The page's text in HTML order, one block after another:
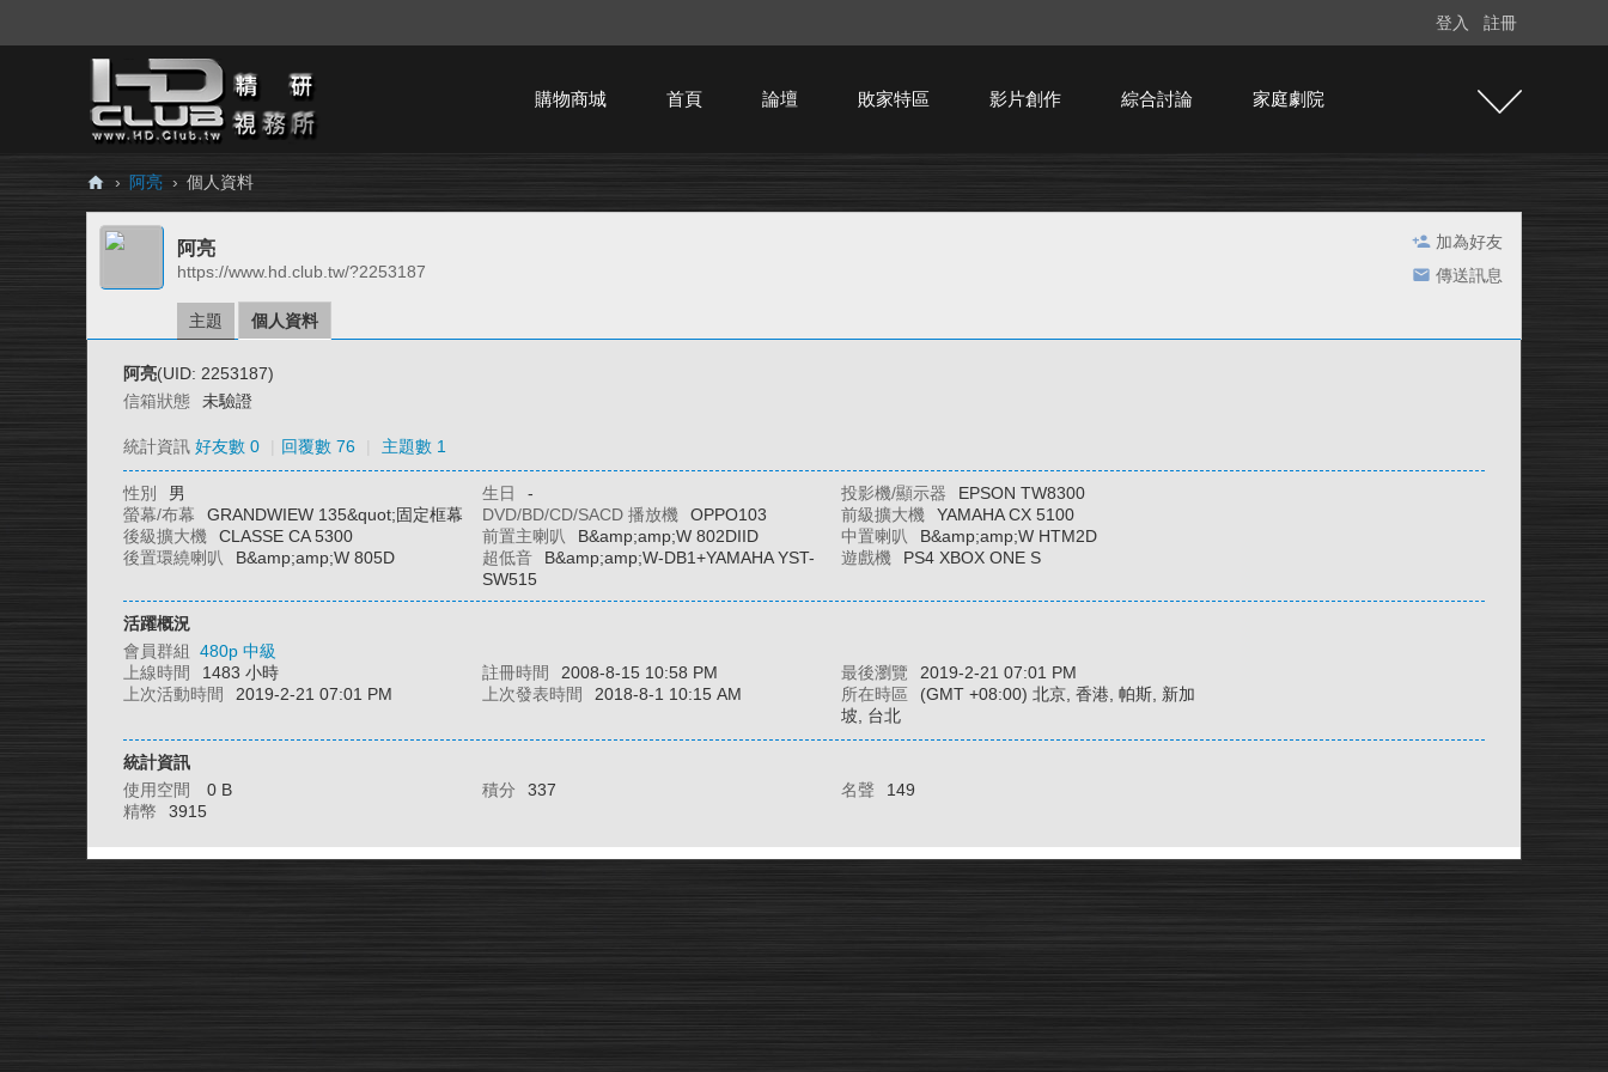
登入 註冊
購物商城 首頁 論壇 敗家特區 影片創作 綜合討論 家庭劇院
H
Cl
› 阿亮 › 個人資料
加為好友
傳送訊息
阿亮
https://www.hd.club.tw/?2253187
主題 個人資料
阿亮(UID: 2253187)
信箱狀態
未驗證
統計資訊 好友數 0 回覆數 76 主題數 1
性別 男 生日 - 投影機/顯示器
EPSON TW8300
螢幕/布幕
GRANDWIEW 135&quot;固定框幕 DVD/BD/CD/SACD 播放機 OPPO103 前級擴大機
YAMAHA CX 5100
後級擴大機
CLASSE CA 5300 前置主喇叭 B&amp;amp;W 802DIID 中置喇叭
B&amp;amp;W HTM2D
後置環繞喇叭
B&amp;amp;W 805D 超低音
B&amp;amp;W-DB1+YAMAHA YST-
SW515
遊戲機 PS4 XBOX ONE S
活躍概況
會員群組 480p 中級
上線時間
1483 小時 註冊時間 2008-8-15 10:58 PM 最後瀏覽
2019-2-21 07:01 PM
上次活動時間
2019-2-21 07:01 PM 上次發表時間 2018-8-1 10:15 AM 所在時區
(GMT +08:00) 北京, 香港, 帕斯, 新加
坡, 台北
統計資訊
使用空間
0 B 積分 337 名聲
149
精幣
3915